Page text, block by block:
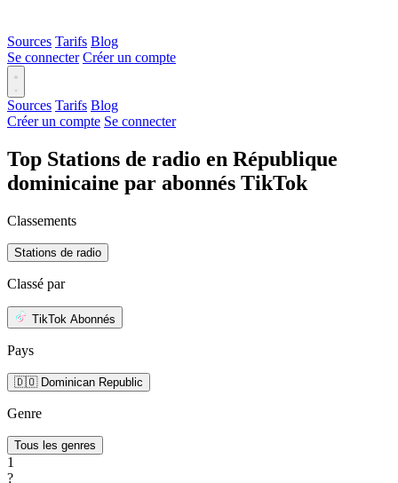
Sources Tarifs Blog
Se connecter Créer un compte
Sources Tarifs Blog
Créer un compte Se connecter
Top Stations de radio en République
dominicaine par abonnés TikTok
Classements
Stations de radio
Classé par
TikTok Abonnés
Pays
🇩🇴 Dominican Republic
Genre
Tous les genres
1
?